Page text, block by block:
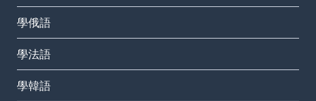
學俄語
學法語
學韓語